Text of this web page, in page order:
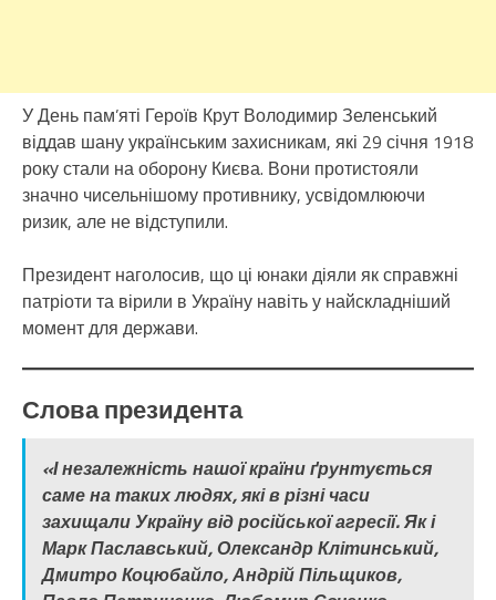
У День пам’яті Героїв Крут Володимир Зеленський
віддав шану українським захисникам, які 29 січня 1918
року стали на оборону Києва. Вони протистояли
значно чисельнішому противнику, усвідомлюючи
ризик, але не відступили.
Президент наголосив, що ці юнаки діяли як справжні
патріоти та вірили в Україну навіть у найскладніший
момент для держави.
Слова президента
«І незалежність нашої країни ґрунтується
саме на таких людях, які в різні часи
захищали Україну від російської агресії. Як і
Марк Паславський, Олександр Клітинський,
Дмитро Коцюбайло, Андрій Пільщиков,